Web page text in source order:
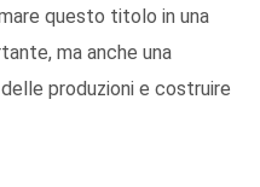
questo titolo in una
ma anche una
produzioni e costruire